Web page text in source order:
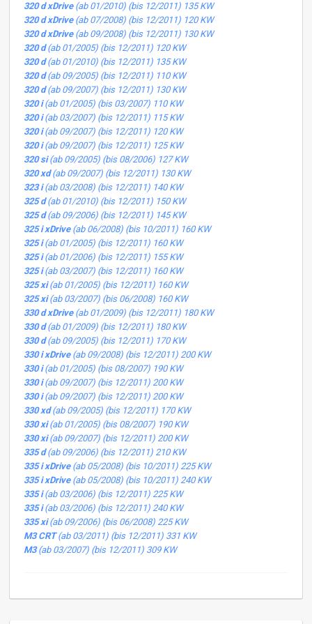
320 d xDrive(ab 01/2010) (bis 12/2011) 135 KW
320 d xDrive(ab 07/2008) (bis 12/2011) 120 KW
320 d xDrive(ab 09/2008) (bis 12/2011) 130 KW
320 d(ab 01/2005) (bis 12/2011) 120 KW
320 d(ab 01/2010) (bis 12/2011) 135 KW
320 d(ab 09/2005) (bis 12/2011) 110 KW
320 d(ab 09/2007) (bis 12/2011) 130 KW
320 i(ab 01/2005) (bis 03/2007) 110 KW
320 i(ab 03/2007) (bis 12/2011) 115 KW
320 i(ab 09/2007) (bis 12/2011) 120 KW
320 i(ab 09/2007) (bis 12/2011) 125 KW
320 si(ab 09/2005) (bis 08/2006) 127 KW
320 xd(ab 09/2007) (bis 12/2011) 130 KW
323 i(ab 03/2008) (bis 12/2011) 140 KW
325 d(ab 01/2010) (bis 12/2011) 150 KW
325 d(ab 09/2006) (bis 12/2011) 145 KW
325 i xDrive(ab 06/2008) (bis 10/2011) 160 KW
325 i(ab 01/2005) (bis 12/2011) 160 KW
325 i(ab 01/2006) (bis 12/2011) 155 KW
325 i(ab 03/2007) (bis 12/2011) 160 KW
325 xi(ab 01/2005) (bis 12/2011) 160 KW
325 xi(ab 03/2007) (bis 06/2008) 160 KW
330 d xDrive(ab 01/2009) (bis 12/2011) 180 KW
330 d(ab 01/2009) (bis 12/2011) 180 KW
330 d(ab 09/2005) (bis 12/2011) 170 KW
330 i xDrive(ab 09/2008) (bis 12/2011) 200 KW
330 i(ab 01/2005) (bis 08/2007) 190 KW
330 i(ab 09/2007) (bis 12/2011) 200 KW
330 i(ab 09/2007) (bis 12/2011) 200 KW
330 xd(ab 09/2005) (bis 12/2011) 170 KW
330 xi(ab 01/2005) (bis 08/2007) 190 KW
330 xi(ab 09/2007) (bis 12/2011) 200 KW
335 d(ab 09/2006) (bis 12/2011) 210 KW
335 i xDrive(ab 05/2008) (bis 10/2011) 225 KW
335 i xDrive(ab 05/2008) (bis 10/2011) 240 KW
335 i(ab 03/2006) (bis 12/2011) 225 KW
335 i(ab 03/2006) (bis 12/2011) 240 KW
335 xi(ab 09/2006) (bis 06/2008) 225 KW
M3 CRT(ab 03/2011) (bis 12/2011) 331 KW
M3(ab 03/2007) (bis 12/2011) 309 KW